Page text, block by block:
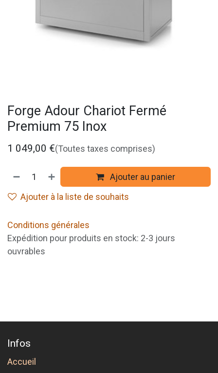
Forge Adour Chariot Fermé
Premium 75 Inox
1 049,00 €(Toutes taxes comprises)
Ajouter au panier
Ajouter à la liste de souhaits
Conditions générales
Expédition pour produits en stock: 2-3 jours
ouvrables
Infos
Accueil